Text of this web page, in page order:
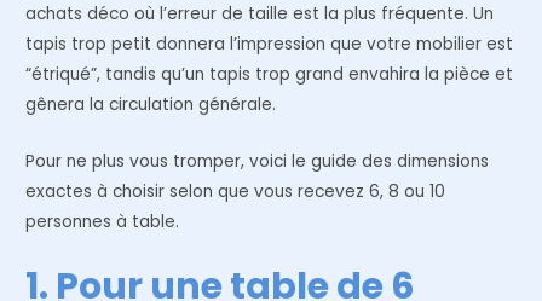
achats déco où l’erreur de taille est la plus fréquente. Un
tapis trop petit donnera l’impression que votre mobilier est
“étriqué”, tandis qu’un tapis trop grand envahira la pièce et
gênera la circulation générale.
Pour ne plus vous tromper, voici le guide des dimensions
exactes à choisir selon que vous recevez 6, 8 ou 10
personnes à table.
1. Pour une table de 6